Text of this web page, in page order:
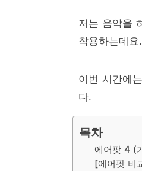
저는 음악을
착용하는데
이번 시간에
다.
목차
에어팟 4 (
[에어팟 비